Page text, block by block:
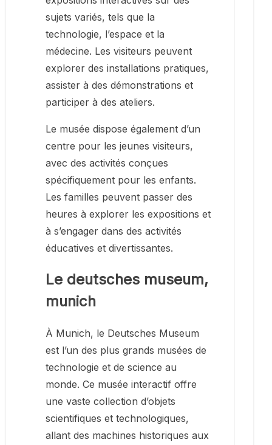
sujets variés, tels que la
technologie, l’espace et la
médecine. Les visiteurs peuvent
explorer des installations pratiques,
assister à des démonstrations et
participer à des ateliers.
Le musée dispose également d’un
centre pour les jeunes visiteurs,
avec des activités conçues
spécifiquement pour les enfants.
Les familles peuvent passer des
heures à explorer les expositions et
à s’engager dans des activités
éducatives et divertissantes.
Le deutsches museum,
munich
À Munich, le Deutsches Museum
est l’un des plus grands musées de
technologie et de science au
monde. Ce musée interactif offre
une vaste collection d’objets
scientifiques et technologiques,
allant des machines historiques aux